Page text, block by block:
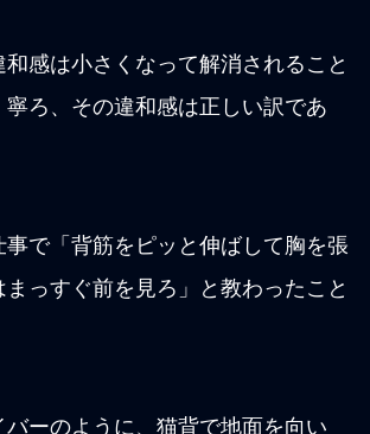
感は小さくなって解消されること
寧ろ、その違和感は正しい訳であ
で「背筋をピッと伸ばして胸を張
まっすぐ前を見ろ」と教わったこと
ーのように、猫背で地面を向い